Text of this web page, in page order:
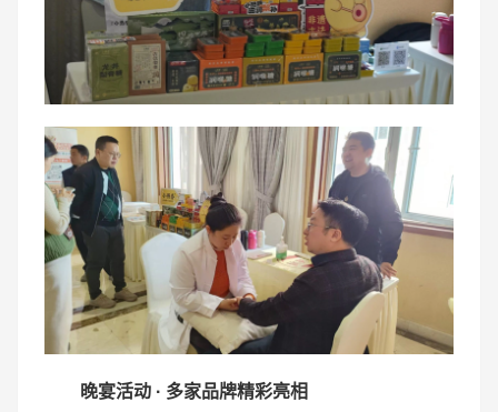
晚宴活动 · 多家品牌精彩亮相